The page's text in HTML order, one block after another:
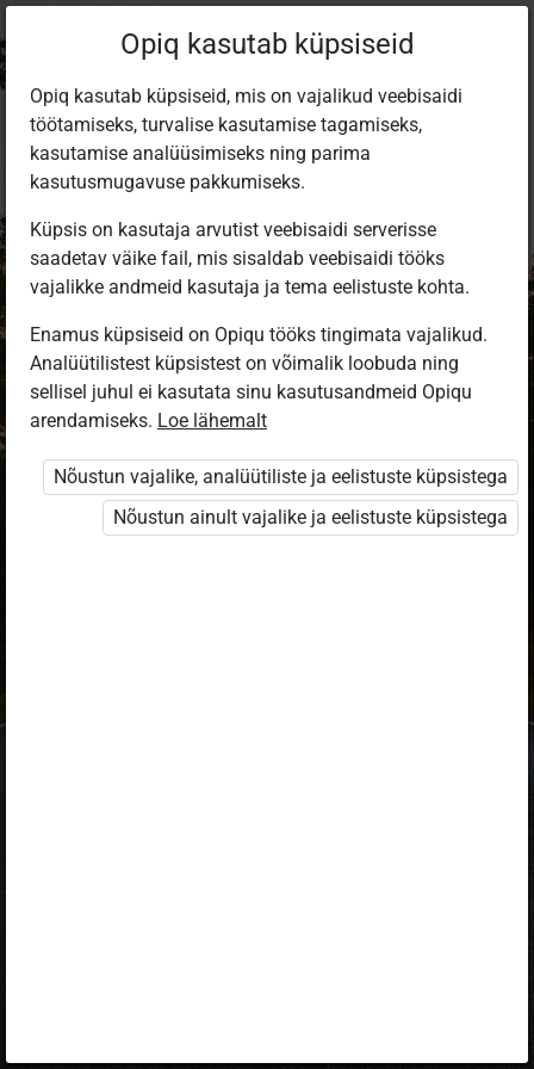
Sisene Opiqusse
Vali, kuidas end tuvastada
eKool
Stuudium
Opiq
HarID
Opiq kasutab küpsiseid
Opiq kasutab küpsiseid, mis on vajalikud veebisaidi
töötamiseks, turvalise kasutamise tagamiseks,
kasutamise analüüsimiseks ning parima
kasutusmugavuse pakkumiseks.
Küpsis on kasutaja arvutist veebisaidi serverisse
saadetav väike fail, mis sisaldab veebisaidi tööks
vajalikke andmeid kasutaja ja tema eelistuste kohta.
Enamus küpsiseid on Opiqu tööks tingimata vajalikud.
Analüütilistest küpsistest on võimalik loobuda ning
sellisel juhul ei kasutata sinu kasutusandmeid Opiqu
arendamiseks. Loe lähemalt
Nõustun vajalike, analüütiliste ja eelistuste küpsistega
Nõustun ainult vajalike ja eelistuste küpsistega